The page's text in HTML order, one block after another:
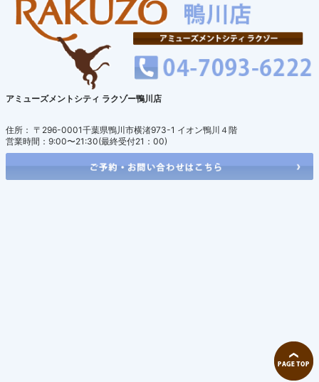
アミューズメントシティ ラクゾー鴨川店
住所： 〒296-0001千葉県鴨川市横渚973-1 イオン鴨川４階
営業時間：9:00〜21:30(最終受付21：00)